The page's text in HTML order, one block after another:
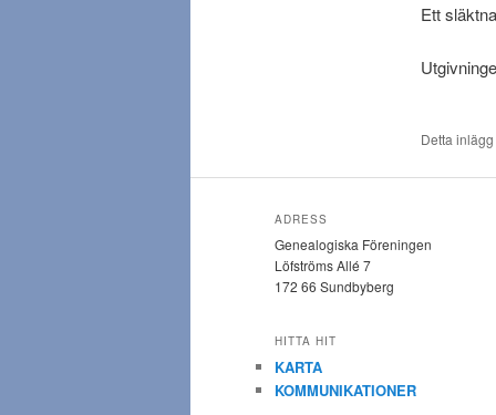
Ett
Detta
ADRESS
Genealogiska Föreningen
Löfströms Allé 7
172 66 Sundbyberg
HITTA HIT
KARTA
KOMMUNIKATIONER